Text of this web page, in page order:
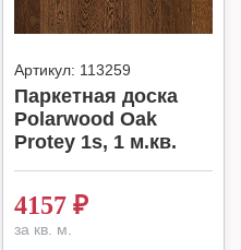
Артикул: 113259
Паркетная доска
Polarwood Oak
Protey 1s, 1 м.кв.
4157 ₽
за кв. м.